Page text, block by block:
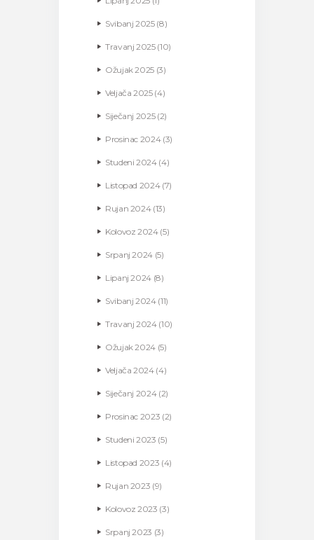
Svibanj2025(8)
Travanj2025(10)
Ožujak2025 (3)
Veljača2025(4)
Siječanj 2025(2)
Prosinac 2024(3)
Studeni2024(4)
Listopad 2024(7)
Rujan 2024(13)
Kolovoz2024(5)
Srpanj2024 (5)
Lipanj2024 (8)
Svibanj2024(11)
Travanj2024(10)
Ožujak2024 (5)
Veljača2024(4)
Siječanj 2024(2)
Prosinac 2023 (2)
Studeni2023 (5)
Listopad 2023 (4)
Rujan 2023 (9)
Kolovoz2023 (3)
Srpanj2023 (3)